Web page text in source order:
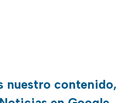
nuestro contenido,